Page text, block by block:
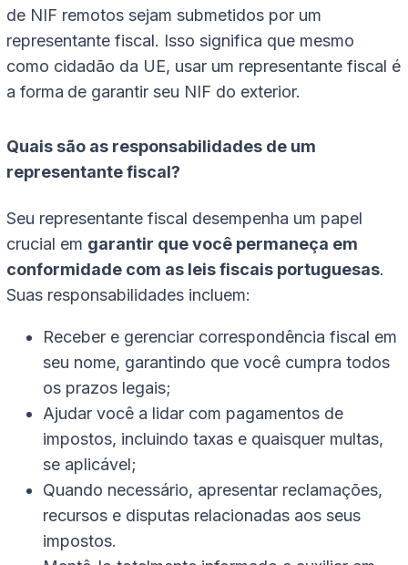
de NIF remotos sejam submetidos por um
representante fiscal. Isso significa que mesmo
como cidadão da UE, usar um representante fiscal é
a forma de garantir seu NIF do exterior.
Quais são as responsabilidades de um
representante fiscal?
Seu representante fiscal desempenha um papel
crucial em garantir que você permaneça em
conformidade com as leis fiscais portuguesas.
Suas responsabilidades incluem:
Receber e gerenciar correspondência fiscal em
seu nome, garantindo que você cumpra todos
os prazos legais;
Ajudar você a lidar com pagamentos de
impostos, incluindo taxas e quaisquer multas,
se aplicável;
Quando necessário, apresentar reclamações,
recursos e disputas relacionadas aos seus
impostos.